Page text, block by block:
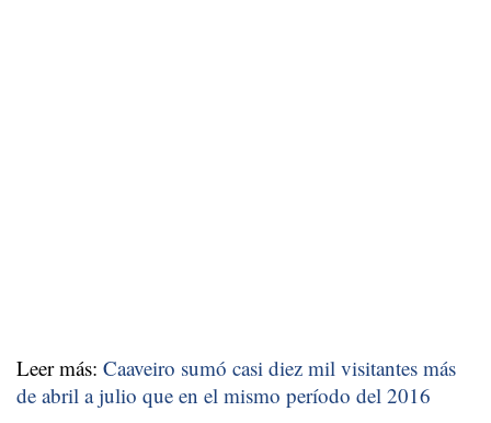
Leer más: Caaveiro sumó casi diez mil visitantes más
de abril a julio que en el mismo período del 2016